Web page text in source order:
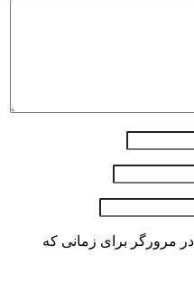
مرورگر برای زمانی که